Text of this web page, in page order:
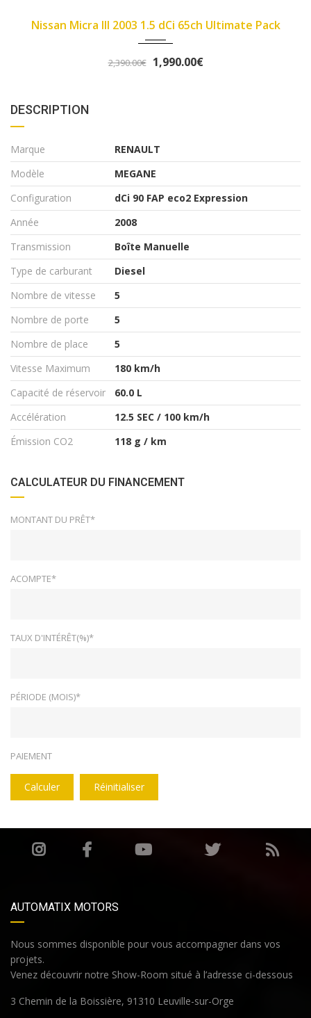
Fiat Panda II 2007 1.1 8v 54ch Dynamic
3,490.00€ 3,290.00€
DESCRIPTION
Marque
RENAULT
Modèle
MEGANE
Configuration
dCi 90 FAP eco2 Expression
Année
2008
Transmission
Boîte Manuelle
Type de carburant
Diesel
Nombre de vitesse
5
Nombre de porte
5
Nombre de place
5
Vitesse Maximum
180 km/h
Capacité de réservoir
60.0 L
Accélération
12.5 SEC / 100 km/h
Émission CO2
118 g / km
CALCULATEUR DU FINANCEMENT
MONTANT DU PRÊT*
ACOMPTE*
TAUX D'INTÉRÊT(%)*
PÉRIODE (MOIS)*
PAIEMENT
Calculer Réinitialiser
AUTOMATIX MOTORS
Nous sommes disponible pour vous accompagner dans vos
projets.
Venez découvrir notre Show-Room situé à l’adresse ci-dessous
3 Chemin de la Boissière, 91310 Leuville-sur-Orge